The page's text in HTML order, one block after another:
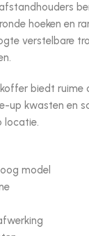
hoeken en
verstelbare
biedt ruime
up kwasten en
locatie.
model